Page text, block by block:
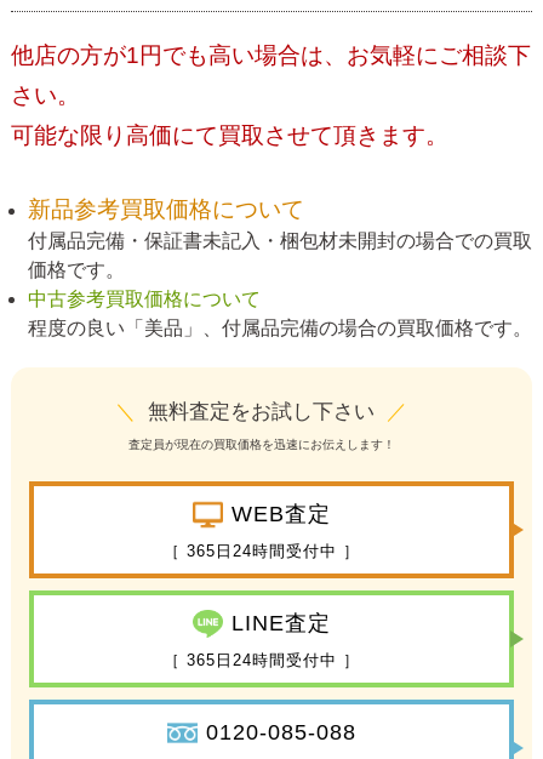
他店の方が1円でも高い場合は、お気軽にご相談下
さい。
可能な限り高価にて買取させて頂きます。
新品参考買取価格について
付属品完備・保証書未記入・梱包材未開封の場合での買取
価格です。
中古参考買取価格について
程度の良い「美品」、付属品完備の場合の買取価格です。
＼ 無料査定をお試し下さい ／
査定員が現在の買取価格を迅速にお伝えします！
WEB査定
［ 365日24時間受付中 ］
LINE査定
［ 365日24時間受付中 ］
0120-085-088